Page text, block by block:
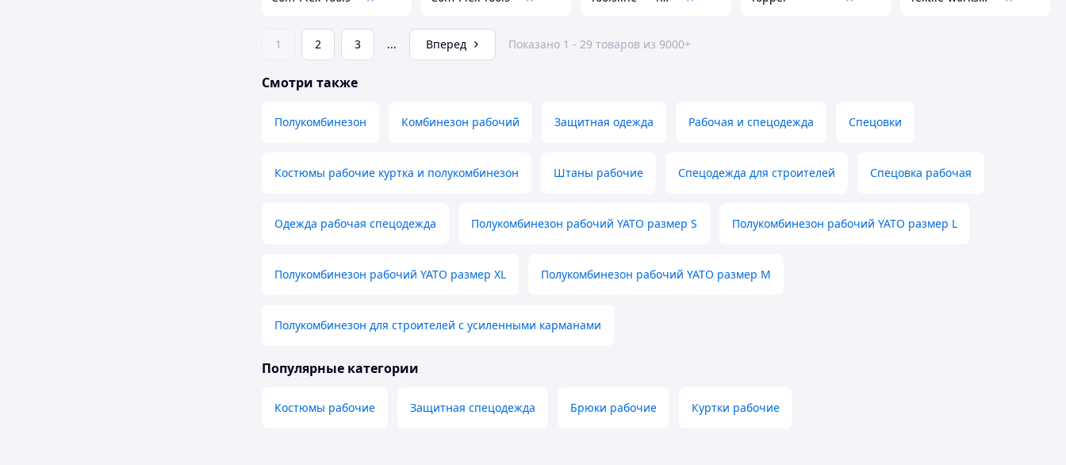
1 2 3 ... Вперед Показано 1 - 29 товаров из 9000+
Смотри также
Полукомбинезон Комбинезон рабочий Защитная одежда Рабочая и спецодежда Спецовки
Костюмы рабочие куртка и полукомбинезон Штаны рабочие Спецодежда для строителей Спецовка рабочая
Одежда рабочая спецодежда Полукомбинезон рабочий YATO размер S Полукомбинезон рабочий YATO размер L
Полукомбинезон рабочий YATO размер XL Полукомбинезон рабочий YATO размер M
Полукомбинезон для строителей с усиленными карманами
Популярные категории
Костюмы рабочие Защитная спецодежда Брюки рабочие Куртки рабочие